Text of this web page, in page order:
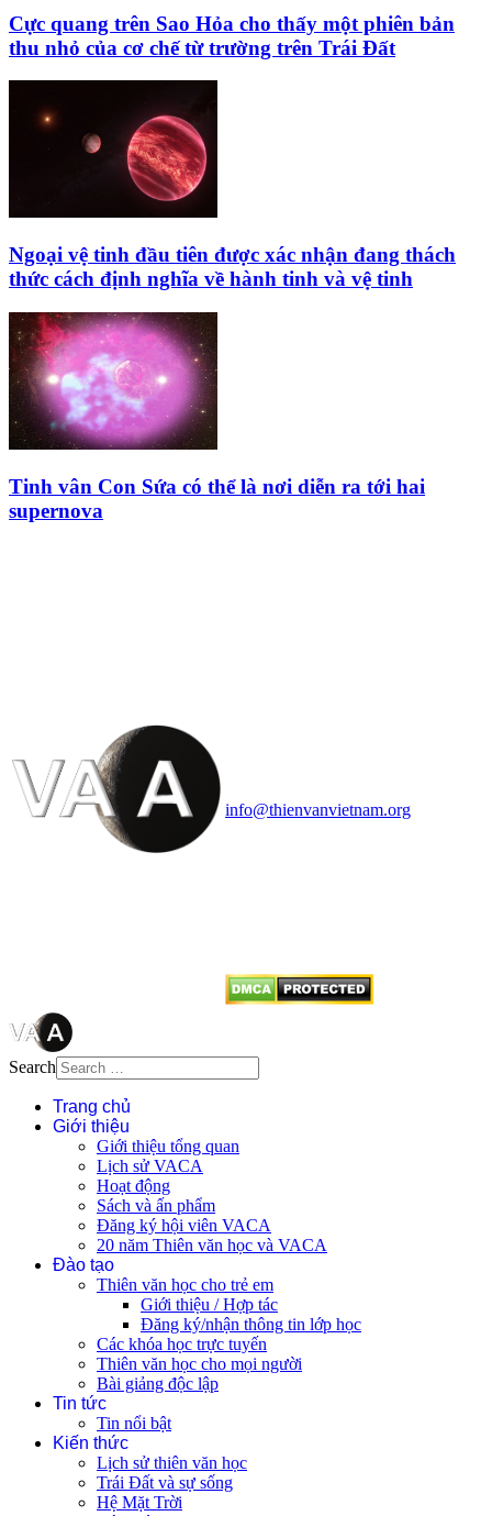
Cực quang trên Sao Hỏa cho thấy một phiên bản
thu nhỏ của cơ chế từ trường trên Trái Đất
Ngoại vệ tinh đầu tiên được xác nhận đang thách
thức cách định nghĩa về hành tinh và vệ tinh
Tinh vân Con Sứa có thể là nơi diễn ra tới hai
supernova
info@thienvanvietnam.org
Search
Trang chủ
Giới thiệu
Giới thiệu tổng quan
Lịch sử VACA
Hoạt động
Sách và ấn phẩm
Đăng ký hội viên VACA
20 năm Thiên văn học và VACA
Đào tạo
Thiên văn học cho trẻ em
Giới thiệu / Hợp tác
Đăng ký/nhận thông tin lớp học
Các khóa học trực tuyến
Thiên văn học cho mọi người
Bài giảng độc lập
Tin tức
Tin nổi bật
Kiến thức
Lịch sử thiên văn học
Trái Đất và sự sống
Hệ Mặt Trời